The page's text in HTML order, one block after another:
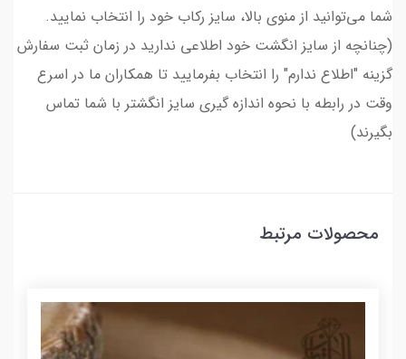
شما می‌توانید از منوی بالا، سایز رکاب خود را انتخاب نمایید.
(چنانچه از سایز انگشت خود اطلاعی ندارید در زمان ثبت سفارش
گزینه "اطلاع ندارم" را انتخاب بفرمایید تا همکاران ما در اسرع
وقت در رابطه با نحوه اندازه گیری سایز انگشتر با شما تماس
بگیرند)
محصولات مرتبط